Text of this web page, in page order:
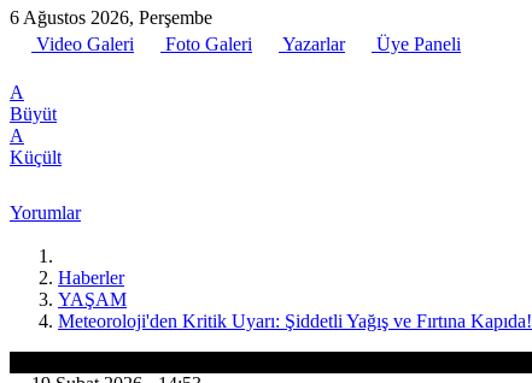
6 Ağustos 2026, Perşembe
Video Galeri
Foto Galeri Yazarlar Üye Paneli
A
Büyüt
A
Küçült
Yorumlar
Haberler
YAŞAM
Meteoroloji'den Kritik Uyarı: Şiddetli Yağış ve Fırtına